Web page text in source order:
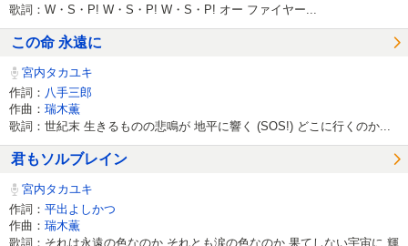
歌詞：W・S・P! W・S・P! W・S・P! オー ファイヤー...
この命 永遠に
宮内タカユキ
作詞： 八手三郎
作曲： 瑞木薫
歌詞：世紀末 生きるものの悲鳴が 地平に響く (SOS!) どこに行くのか...
君もソルブレイン
宮内タカユキ
作詞： 平出よしかつ
作曲： 瑞木薫
歌詞：それは永遠の色なのか それとも涙の色なのか 果てしない宇宙に 輝